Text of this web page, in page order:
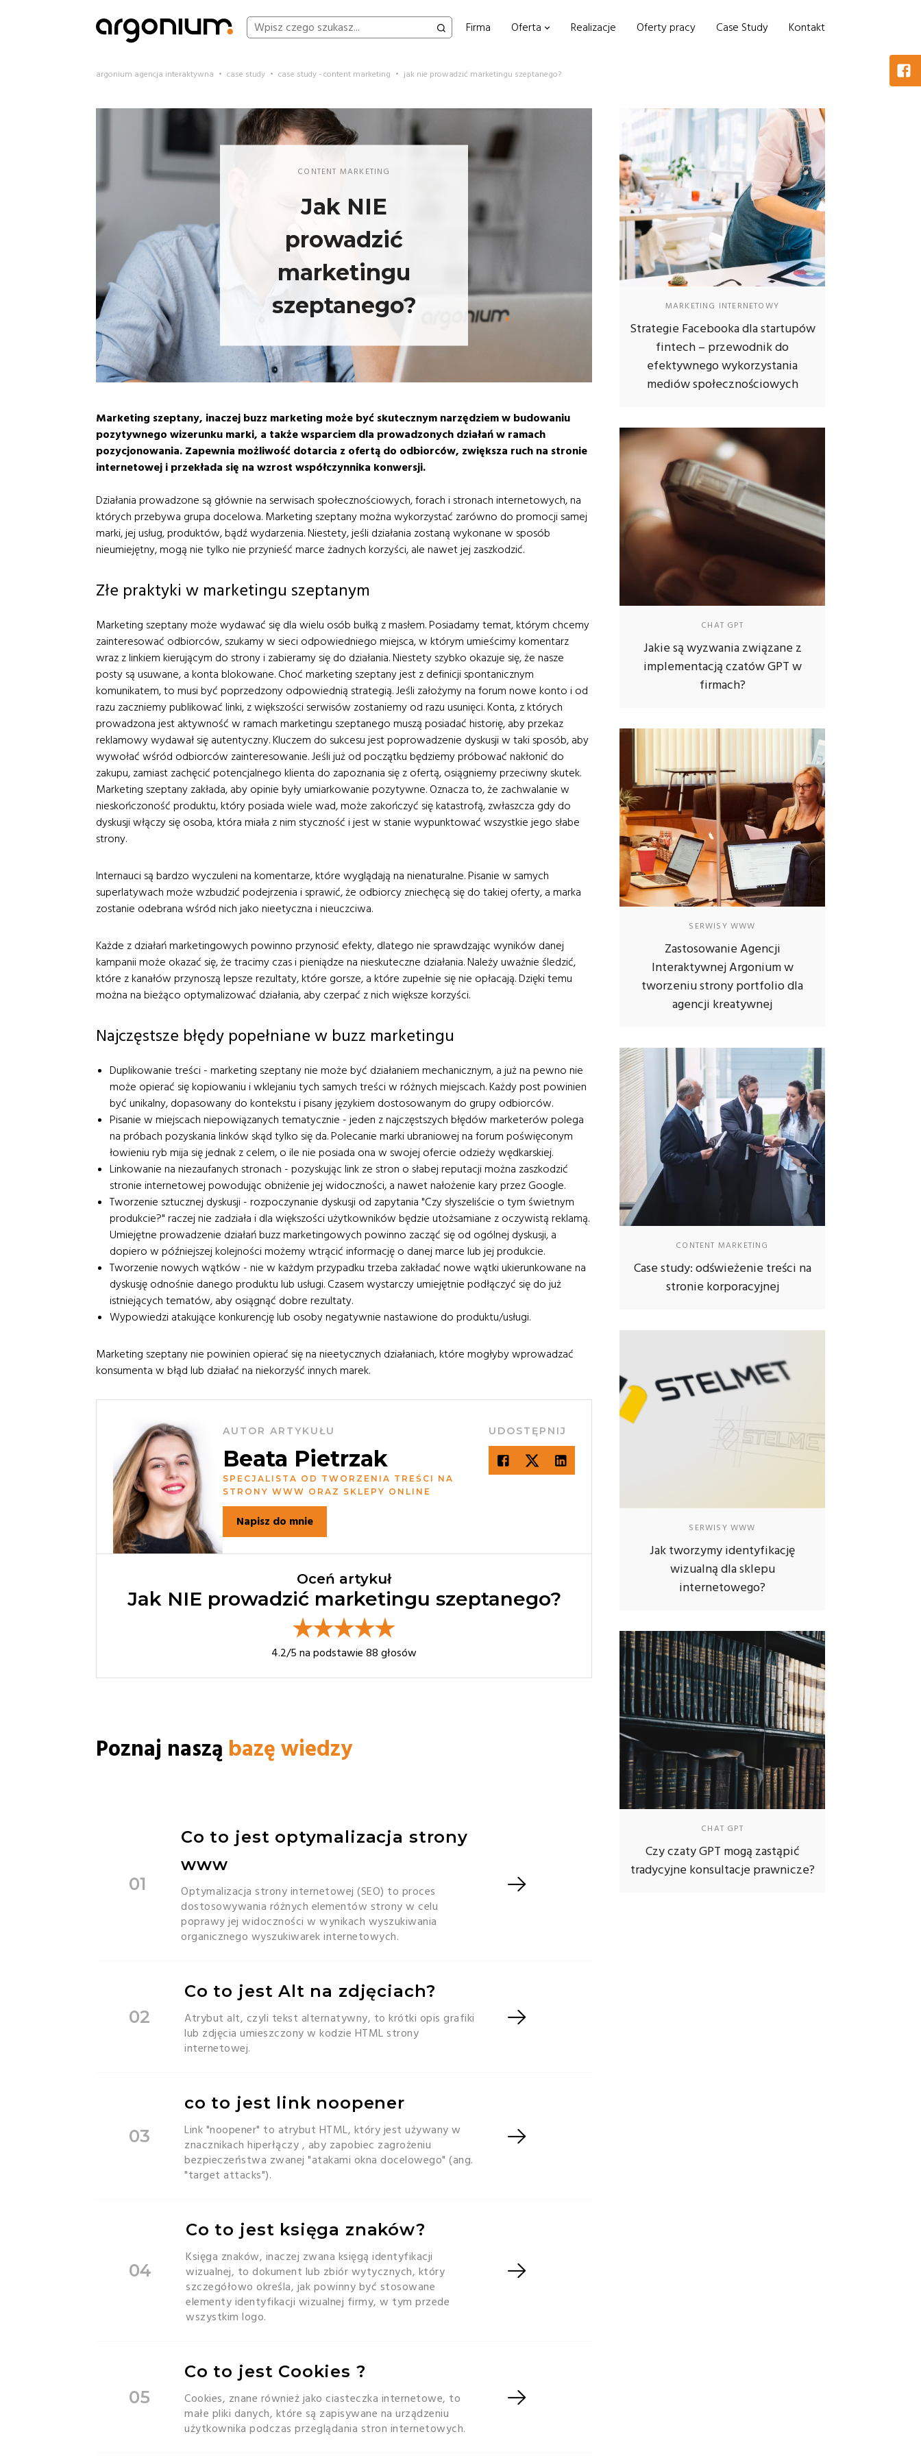
Firma Oferta Realizacje Oferty pracy Case Study Kontakt
argonium agencja interaktywna • case study • case study - content marketing • jak nie prowadzić marketingu szeptanego?
CONTENT MARKETING
Jak NIE
prowadzić
marketingu
szeptanego?
Marketing szeptany, inaczej buzz marketing może być skutecznym narzędziem w budowaniu
pozytywnego wizerunku marki, a także wsparciem dla prowadzonych działań w ramach
pozycjonowania. Zapewnia możliwość dotarcia z ofertą do odbiorców, zwiększa ruch na stronie
internetowej i przekłada się na wzrost współczynnika konwersji.
Działania prowadzone są głównie na serwisach społecznościowych, forach i stronach internetowych, na
których przebywa grupa docelowa. Marketing szeptany można wykorzystać zarówno do promocji samej
marki, jej usług, produktów, bądź wydarzenia. Niestety, jeśli działania zostaną wykonane w sposób
nieumiejętny, mogą nie tylko nie przynieść marce żadnych korzyści, ale nawet jej zaszkodzić.
Złe praktyki w marketingu szeptanym
Marketing szeptany może wydawać się dla wielu osób bułką z masłem. Posiadamy temat, którym chcemy
zainteresować odbiorców, szukamy w sieci odpowiedniego miejsca, w którym umieścimy komentarz
wraz z linkiem kierującym do strony i zabieramy się do działania. Niestety szybko okazuje się, że nasze
posty są usuwane, a konta blokowane. Choć marketing szeptany jest z definicji spontanicznym
komunikatem, to musi być poprzedzony odpowiednią strategią. Jeśli założymy na forum nowe konto i od
razu zaczniemy publikować linki, z większości serwisów zostaniemy od razu usunięci. Konta, z których
prowadzona jest aktywność w ramach marketingu szeptanego muszą posiadać historię, aby przekaz
reklamowy wydawał się autentyczny. Kluczem do sukcesu jest poprowadzenie dyskusji w taki sposób, aby
wywołać wśród odbiorców zainteresowanie. Jeśli już od początku będziemy próbować nakłonić do
zakupu, zamiast zachęcić potencjalnego klienta do zapoznania się z ofertą, osiągniemy przeciwny skutek.
Marketing szeptany zakłada, aby opinie były umiarkowanie pozytywne. Oznacza to, że zachwalanie w
nieskończoność produktu, który posiada wiele wad, może zakończyć się katastrofą, zwłaszcza gdy do
dyskusji włączy się osoba, która miała z nim styczność i jest w stanie wypunktować wszystkie jego słabe
strony.
Internauci są bardzo wyczuleni na komentarze, które wyglądają na nienaturalne. Pisanie w samych
superlatywach może wzbudzić podejrzenia i sprawić, że odbiorcy zniechęcą się do takiej oferty, a marka
zostanie odebrana wśród nich jako nieetyczna i nieuczciwa.
Każde z działań marketingowych powinno przynosić efekty, dlatego nie sprawdzając wyników danej
kampanii może okazać się, że tracimy czas i pieniądze na nieskuteczne działania. Należy uważnie śledzić,
które z kanałów przynoszą lepsze rezultaty, które gorsze, a które zupełnie się nie opłacają. Dzięki temu
można na bieżąco optymalizować działania, aby czerpać z nich większe korzyści.
Najczęstsze błędy popełniane w buzz marketingu
Duplikowanie treści - marketing szeptany nie może być działaniem mechanicznym, a już na pewno nie
może opierać się kopiowaniu i wklejaniu tych samych treści w różnych miejscach. Każdy post powinien
być unikalny, dopasowany do kontekstu i pisany językiem dostosowanym do grupy odbiorców.
Pisanie w miejscach niepowiązanych tematycznie - jeden z najczęstszych błędów marketerów polega
na próbach pozyskania linków skąd tylko się da. Polecanie marki ubraniowej na forum poświęconym
łowieniu ryb mija się jednak z celem, o ile nie posiada ona w swojej ofercie odzieży wędkarskiej.
Linkowanie na niezaufanych stronach - pozyskując link ze stron o słabej reputacji można zaszkodzić
stronie internetowej powodując obniżenie jej widoczności, a nawet nałożenie kary przez Google.
Tworzenie sztucznej dyskusji - rozpoczynanie dyskusji od zapytania "Czy słyszeliście o tym świetnym
produkcie?" raczej nie zadziała i dla większości użytkowników będzie utożsamiane z oczywistą reklamą.
Umiejętne prowadzenie działań buzz marketingowych powinno zacząć się od ogólnej dyskusji, a
dopiero w późniejszej kolejności możemy wtrącić informację o danej marce lub jej produkcie.
Tworzenie nowych wątków - nie w każdym przypadku trzeba zakładać nowe wątki ukierunkowane na
dyskusję odnośnie danego produktu lub usługi. Czasem wystarczy umiejętnie podłączyć się do już
istniejących tematów, aby osiągnąć dobre rezultaty.
Wypowiedzi atakujące konkurencję lub osoby negatywnie nastawione do produktu/usługi.
Marketing szeptany nie powinien opierać się na nieetycznych działaniach, które mogłyby wprowadzać
konsumenta w błąd lub działać na niekorzyść innych marek.
AUTOR ARTYKUŁU
Beata Pietrzak
SPECJALISTA OD TWORZENIA TREŚCI NA
STRONY WWW ORAZ SKLEPY ONLINE
Napisz do mnie
UDOSTĘPNIJ
Oceń artykuł
Jak NIE prowadzić marketingu szeptanego?
4.2/5 na podstawie 88 głosów
Poznaj naszą bazę wiedzy
01
Co to jest optymalizacja strony
www
Optymalizacja strony internetowej (SEO) to proces
dostosowywania różnych elementów strony w celu
poprawy jej widoczności w wynikach wyszukiwania
organicznego wyszukiwarek internetowych.
02
Co to jest Alt na zdjęciach?
Atrybut alt, czyli tekst alternatywny, to krótki opis grafiki
lub zdjęcia umieszczony w kodzie HTML strony
internetowej.
03
co to jest link noopener
Link "noopener" to atrybut HTML, który jest używany w
znacznikach hiperłączy , aby zapobiec zagrożeniu
bezpieczeństwa zwanej "atakami okna docelowego" (ang.
"target attacks").
04
Co to jest księga znaków?
Księga znaków, inaczej zwana księgą identyfikacji
wizualnej, to dokument lub zbiór wytycznych, który
szczegółowo określa, jak powinny być stosowane
elementy identyfikacji wizualnej firmy, w tym przede
wszystkim logo.
05
Co to jest Cookies ?
Cookies, znane również jako ciasteczka internetowe, to
małe pliki danych, które są zapisywane na urządzeniu
użytkownika podczas przeglądania stron internetowych.
MARKETING INTERNETOWY
Strategie Facebooka dla startupów
fintech – przewodnik do
efektywnego wykorzystania
mediów społecznościowych
CHAT GPT
Jakie są wyzwania związane z
implementacją czatów GPT w
firmach?
SERWISY WWW
Zastosowanie Agencji
Interaktywnej Argonium w
tworzeniu strony portfolio dla
agencji kreatywnej
CONTENT MARKETING
Case study: odświeżenie treści na
stronie korporacyjnej
SERWISY WWW
Jak tworzymy identyfikację
wizualną dla sklepu
internetowego?
CHAT GPT
Czy czaty GPT mogą zastąpić
tradycyjne konsultacje prawnicze?